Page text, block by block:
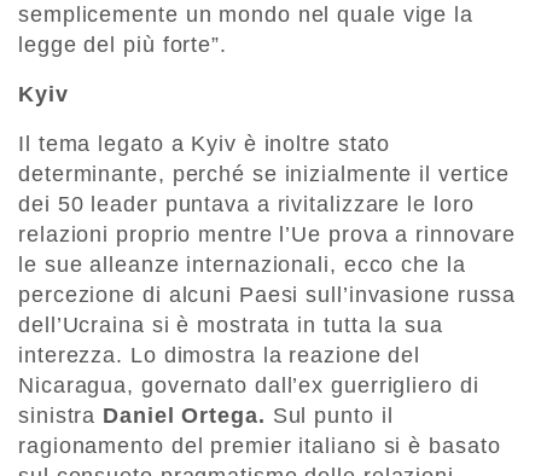
semplicemente un mondo nel quale vige la
legge del più forte”.
Kyiv
Il tema legato a Kyiv è inoltre stato
determinante, perché se inizialmente il vertice
dei 50 leader puntava a rivitalizzare le loro
relazioni proprio mentre l’Ue prova a rinnovare
le sue alleanze internazionali, ecco che la
percezione di alcuni Paesi sull’invasione russa
dell’Ucraina si è mostrata in tutta la sua
interezza. Lo dimostra la reazione del
Nicaragua, governato dall’ex guerrigliero di
sinistra Daniel Ortega. Sul punto il
ragionamento del premier italiano si è basato